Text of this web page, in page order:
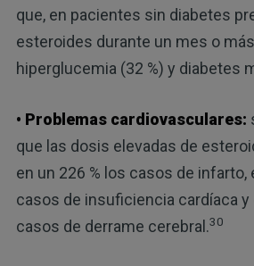
que, en pacientes sin diabetes
esteroides durante un mes o
hiperglucemia (32 %) y diabetes
• Problemas cardiovasculares:
que las dosis elevadas de
en un 226 % los casos de infarto,
casos de insuficiencia cardíaca y
casos de derrame cerebral.30